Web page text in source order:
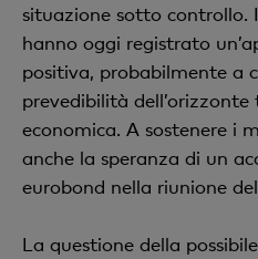
situazione sotto controllo.
hanno oggi registrato
positiva, probabilmente a
prevedibilità
economica. A sostenere i
anche la speranza di un
eurobond nella riunione
La questione della